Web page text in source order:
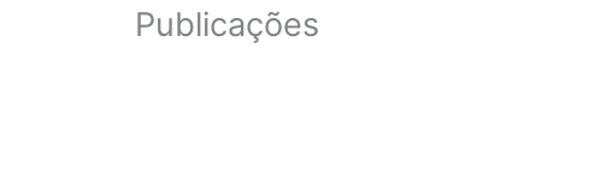
Publicações